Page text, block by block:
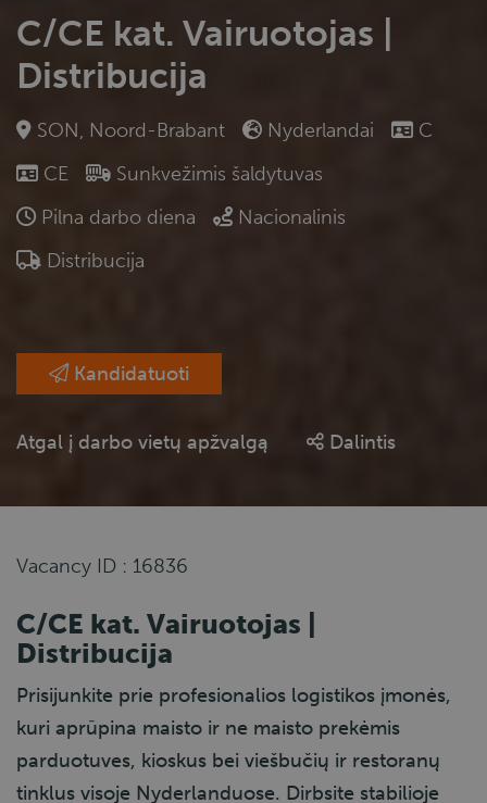
C/CE kat. Vairuotojas |
Distribucija
SON, Noord-Brabant Nyderlandai
C
CE
Sunkvežimis šaldytuvas
Pilna darbo diena
Nacionalinis
Distribucija
Kandidatuoti
Atgal į darbo vietų apžvalgą Dalintis
Vacancy ID : 16836
C/CE kat. Vairuotojas |
Distribucija
Prisijunkite prie profesionalios logistikos įmonės,
kuri aprūpina maisto ir ne maisto prekėmis
parduotuves, kioskus bei viešbučių ir restoranų
tinklus visoje Nyderlanduose. Dirbsite stabilioje